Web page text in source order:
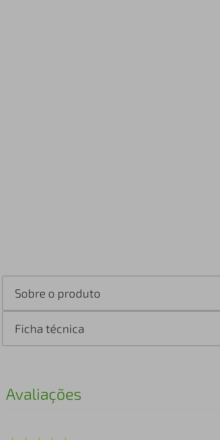
Sobre o produto
Ficha técnica
Avaliações